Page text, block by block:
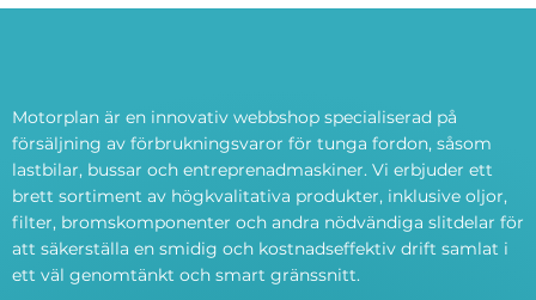
Motorplan är en innovativ webbshop specialiserad på
försäljning av förbrukningsvaror för tunga fordon, såsom
lastbilar, bussar och entreprenadmaskiner. Vi erbjuder ett
brett sortiment av högkvalitativa produkter, inklusive oljor,
filter, bromskomponenter och andra nödvändiga slitdelar för
att säkerställa en smidig och kostnadseffektiv drift samlat i
ett väl genomtänkt och smart gränssnitt.